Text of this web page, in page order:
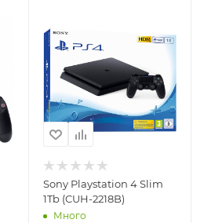
Sony Playstation 4 Slim
1Tb (CUH-2218B)
Много